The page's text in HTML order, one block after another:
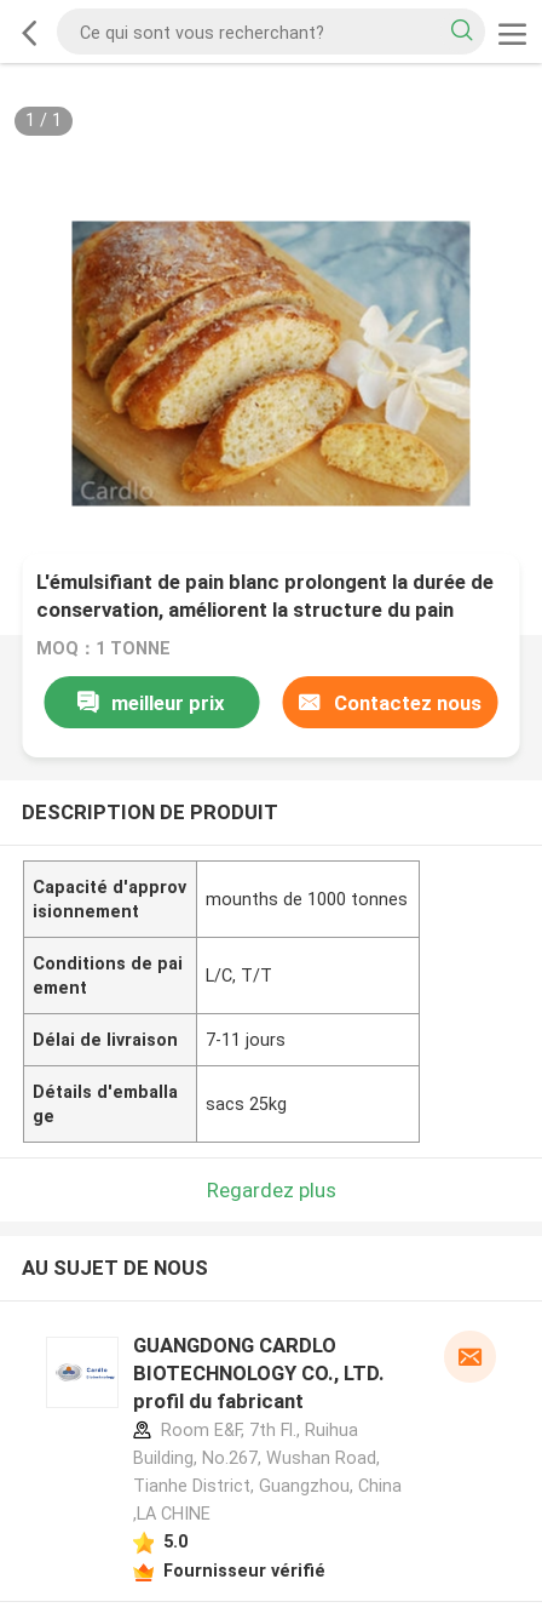
1 / 1
L'émulsifiant de pain blanc prolongent la durée de
conservation, améliorent la structure du pain
MOQ：1 TONNE
meilleur prix Contactez nous
DESCRIPTION DE PRODUIT
Capacité d'approv
isionnement
mounths de 1000 tonnes
Conditions de pai
ement
L/C, T/T
Délai de livraison 7-11 jours
Détails d'emballa
ge
sacs 25kg
Regardez plus
AU SUJET DE NOUS
GUANGDONG CARDLO
BIOTECHNOLOGY CO., LTD.
profil du fabricant
Room E&F, 7th Fl., Ruihua
Building, No.267, Wushan Road,
Tianhe District, Guangzhou, China
,LA CHINE
5.0
Fournisseur vérifié